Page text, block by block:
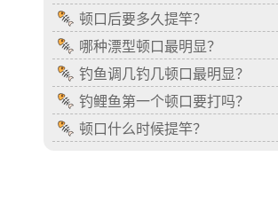
顿口后要多久提竿？
哪种漂型顿口最明显？
钓鱼调几钓几顿口最明显？
钓鲤鱼第一个顿口要打吗？
顿口什么时候提竿？